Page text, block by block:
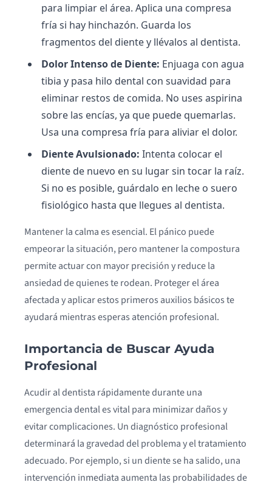
para limpiar el área. Aplica una compresa
fría si hay hinchazón. Guarda los
fragmentos del diente y llévalos al dentista.
Dolor Intenso de Diente: Enjuaga con agua
tibia y pasa hilo dental con suavidad para
eliminar restos de comida. No uses aspirina
sobre las encías, ya que puede quemarlas.
Usa una compresa fría para aliviar el dolor.
Diente Avulsionado: Intenta colocar el
diente de nuevo en su lugar sin tocar la raíz.
Si no es posible, guárdalo en leche o suero
fisiológico hasta que llegues al dentista.
Mantener la calma es esencial. El pánico puede
empeorar la situación, pero mantener la compostura
permite actuar con mayor precisión y reduce la
ansiedad de quienes te rodean. Proteger el área
afectada y aplicar estos primeros auxilios básicos te
ayudará mientras esperas atención profesional.
Importancia de Buscar Ayuda
Profesional
Acudir al dentista rápidamente durante una
emergencia dental es vital para minimizar daños y
evitar complicaciones. Un diagnóstico profesional
determinará la gravedad del problema y el tratamiento
adecuado. Por ejemplo, si un diente se ha salido, una
intervención inmediata aumenta las probabilidades de